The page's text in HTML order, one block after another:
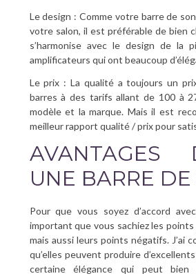
Le design : Comme votre barre de
votre salon, il est préférable de bien
s’harmonise avec le design de la
amplificateurs qui ont beaucoup
Le prix : La qualité a toujours un
barres à des tarifs allant de 100 à
modèle et la marque. Mais il est
meilleur rapport qualité / prix pour
AVANTAGES
UNE BARRE
Pour que vous soyez d’accord
important que vous sachiez les
mais aussi leurs points négatifs. J’ai
qu’elles peuvent produire
certaine élégance qui peut bien